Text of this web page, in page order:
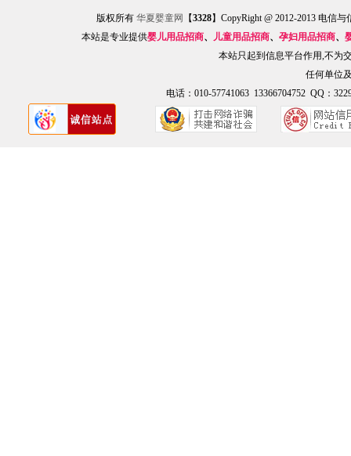
版权所有华夏婴童网 【3328】CopyRight @ 2012-2013 电信
本站是专业提供婴儿用品招商、 儿童用品招商、 孕妇用品招商、
本站只起到信息平台作用,不为
任何单位
电话：010-57741063 13366704752 QQ：